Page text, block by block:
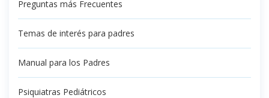
Preguntas más Frecuentes
Temas de interés para padres
Manual para los Padres
Psiquiatras Pediátricos